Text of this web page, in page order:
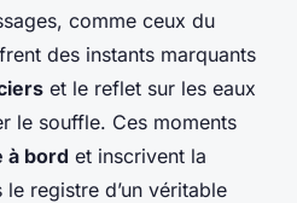
comme ceux du
des instants marquants
et le reflet sur les eaux
le souffle. Ces moments
à bord et inscrivent la
registre d’un véritable